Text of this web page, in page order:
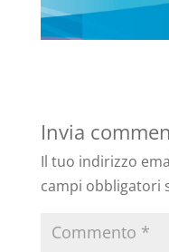
Invia
Il tuo indirizzo
campi obbligatori